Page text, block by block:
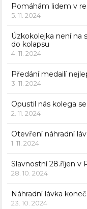
Pomáhám lidem v
5. 11. 2024
Úzkokolejka není na
do kolapsu
4. 11. 2024
Předání medailí
3. 11. 2024
Opustil nás kolega
2. 11. 2024
Otevření náhradní
1. 11. 2024
Slavnostní 28.říjen v
28. 10. 2024
Náhradní lávka
23. 10. 2024